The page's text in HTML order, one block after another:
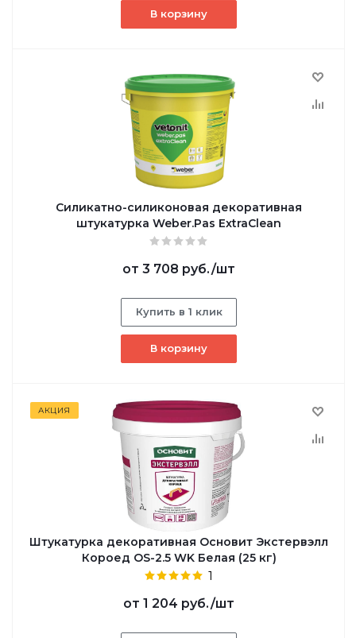
В корзину
Силикатно-силиконовая декоративная
штукатурка Weber.Pas ExtraClean
от 3 708 руб./шт
Купить в 1 клик
В корзину
АКЦИЯ
Штукатурка декоративная Основит Экстервэлл
Короед OS-2.5 WK Белая (25 кг)
1
от 1 204 руб./шт